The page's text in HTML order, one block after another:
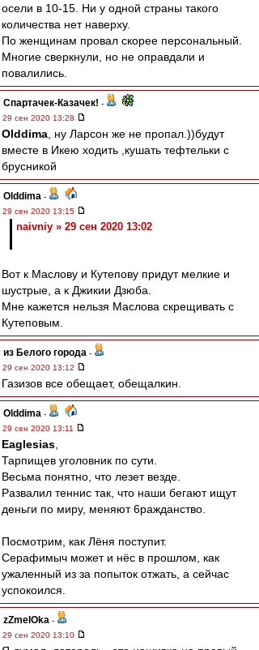
осели в 10-15. Ни у одной страны такого
количества нет наверху.
По женщинам провал скорее персональный.
Многие сверкнули, но не оправдали и
повалились.
Спартачек-Казачек! -
29 сен 2020 13:28
Olddima , ну Ларсон же не пропал.))будут
вместе в Икею ходить ,кушать тефтельки с
брусникой
Olddima -
29 сен 2020 13:15
naivniy » 29 сен 2020 13:02
Вот к Маслову и Кутепову придут мелкие и
шустрые, а к Джикии Дзюба.
Мне кажется нельзя Маслова скрещивать с
Кутеповым.
из Белого города -
29 сен 2020 13:12
Газизов все обещает, обещалкин.
Olddima -
29 сен 2020 13:11
Eaglesias
Тарпищев уголовник по сути.
Весьма понятно, что лезет везде.
Развалил теннис так, что наши бегают ищут
деньги по миру, меняют 6ражданство.
Посмотрим, как Лёня поступит.
Серафимыч может и нёс в прошлом, как
ужаленный из за попыток отжать, а сейчас
успокоился.
zZmeIOka -
29 сен 2020 13:10